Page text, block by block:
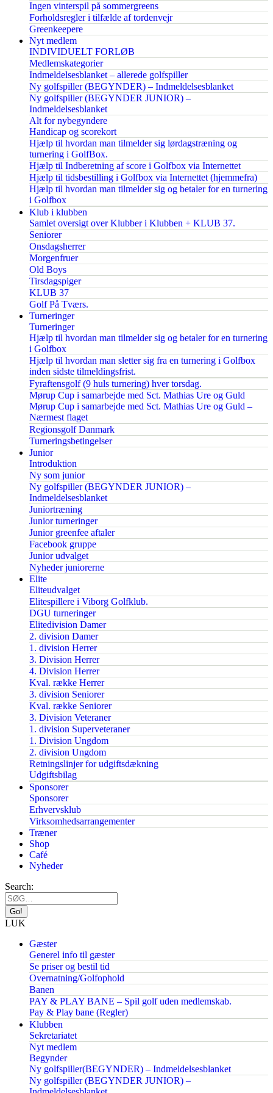
Ingen vinterspil på sommergreens
Forholdsregler i tilfælde af tordenvejr
Greenkeepere
Nyt medlem
INDIVIDUELT FORLØB
Medlemskategorier
Indmeldelsesblanket – allerede golfspiller
Ny golfspiller (BEGYNDER) – Indmeldelsesblanket
Ny golfspiller (BEGYNDER JUNIOR) –
Indmeldelsesblanket
Alt for nybegyndere
Handicap og scorekort
Hjælp til hvordan man tilmelder sig lørdagstræning og
turnering i GolfBox.
Hjælp til Indberetning af score i Golfbox via Internettet
Hjælp til tidsbestilling i Golfbox via Internettet (hjemmefra)
Hjælp til hvordan man tilmelder sig og betaler for en turnering
i Golfbox
Klub i klubben
Samlet oversigt over Klubber i Klubben + KLUB 37.
Seniorer
Onsdagsherrer
Morgenfruer
Old Boys
Tirsdagspiger
KLUB 37
Golf På Tværs.
Turneringer
Turneringer
Hjælp til hvordan man tilmelder sig og betaler for en turnering
i Golfbox
Hjælp til hvordan man sletter sig fra en turnering i Golfbox
inden sidste tilmeldingsfrist.
Fyraftensgolf (9 huls turnering) hver torsdag.
Mørup Cup i samarbejde med Sct. Mathias Ure og Guld
Mørup Cup i samarbejde med Sct. Mathias Ure og Guld –
Nærmest flaget
Regionsgolf Danmark
Turneringsbetingelser
Junior
Introduktion
Ny som junior
Ny golfspiller (BEGYNDER JUNIOR) –
Indmeldelsesblanket
Juniortræning
Junior turneringer
Junior greenfee aftaler
Facebook gruppe
Junior udvalget
Nyheder juniorerne
Elite
Eliteudvalget
Elitespillere i Viborg Golfklub.
DGU turneringer
Elitedivision Damer
2. division Damer
1. division Herrer
3. Division Herrer
4. Division Herrer
Kval. række Herrer
3. division Seniorer
Kval. række Seniorer
3. Division Veteraner
1. division Superveteraner
1. Division Ungdom
2. division Ungdom
Retningslinjer for udgiftsdækning
Udgiftsbilag
Sponsorer
Sponsorer
Erhvervsklub
Virksomhedsarrangementer
Træner
Shop
Café
Nyheder
Search:
LUK
Gæster
Generel info til gæster
Se priser og bestil tid
Overnatning/Golfophold
Banen
PAY & PLAY BANE – Spil golf uden medlemskab.
Pay & Play bane (Regler)
Klubben
Sekretariatet
Nyt medlem
Begynder
Ny golfspiller(BEGYNDER) – Indmeldelsesblanket
Ny golfspiller (BEGYNDER JUNIOR) –